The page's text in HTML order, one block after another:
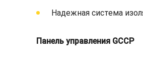
Надежная система
Панель управления GCCP